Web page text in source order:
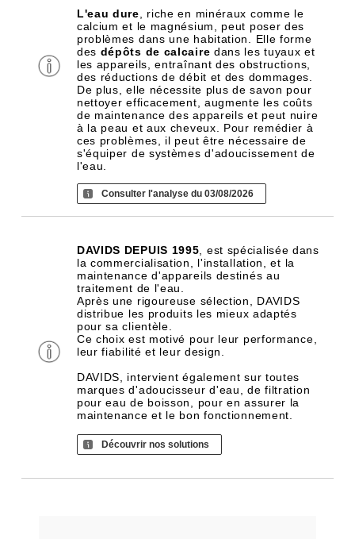
L'eau dure , riche en minéraux comme le
calcium et le magnésium, peut poser des
problèmes dans une habitation. Elle forme
des dépôts de calcaire dans les tuyaux et
les appareils, entraînant des obstructions,
des réductions de débit et des dommages.
De plus, elle nécessite plus de savon pour
nettoyer efficacement, augmente les coûts
de maintenance des appareils et peut nuire
à la peau et aux cheveux. Pour remédier à
ces problèmes, il peut être nécessaire de
s'équiper de systèmes d'adoucissement de
l'eau.
Consulter l'analyse du 03/08/2026
DAVIDS DEPUIS 1995 , est spécialisée dans
la commercialisation, l'installation, et la
maintenance d'appareils destinés au
traitement de l'eau.
Après une rigoureuse sélection, DAVIDS
distribue les produits les mieux adaptés
pour sa clientèle.
Ce choix est motivé pour leur performance,
leur fiabilité et leur design.
DAVIDS, intervient également sur toutes
marques d'adoucisseur d'eau, de filtration
pour eau de boisson, pour en assurer la
maintenance et le bon fonctionnement.
Découvrir nos solutions